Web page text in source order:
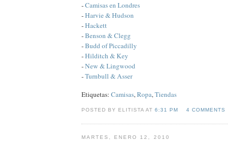
-Camisas en Londres
-Harvie & Hudson
-Hackett
-Benson & Clegg
-Budd of Piccadilly
-Hilditch & Key
-New & Lingwood
-Turnbull & Asser
Etiquetas: Camisas,Ropa,Tiendas
POSTED BY ELITISTA AT6:31 PM 4 COMMENTS
MARTES, ENERO 12, 2010